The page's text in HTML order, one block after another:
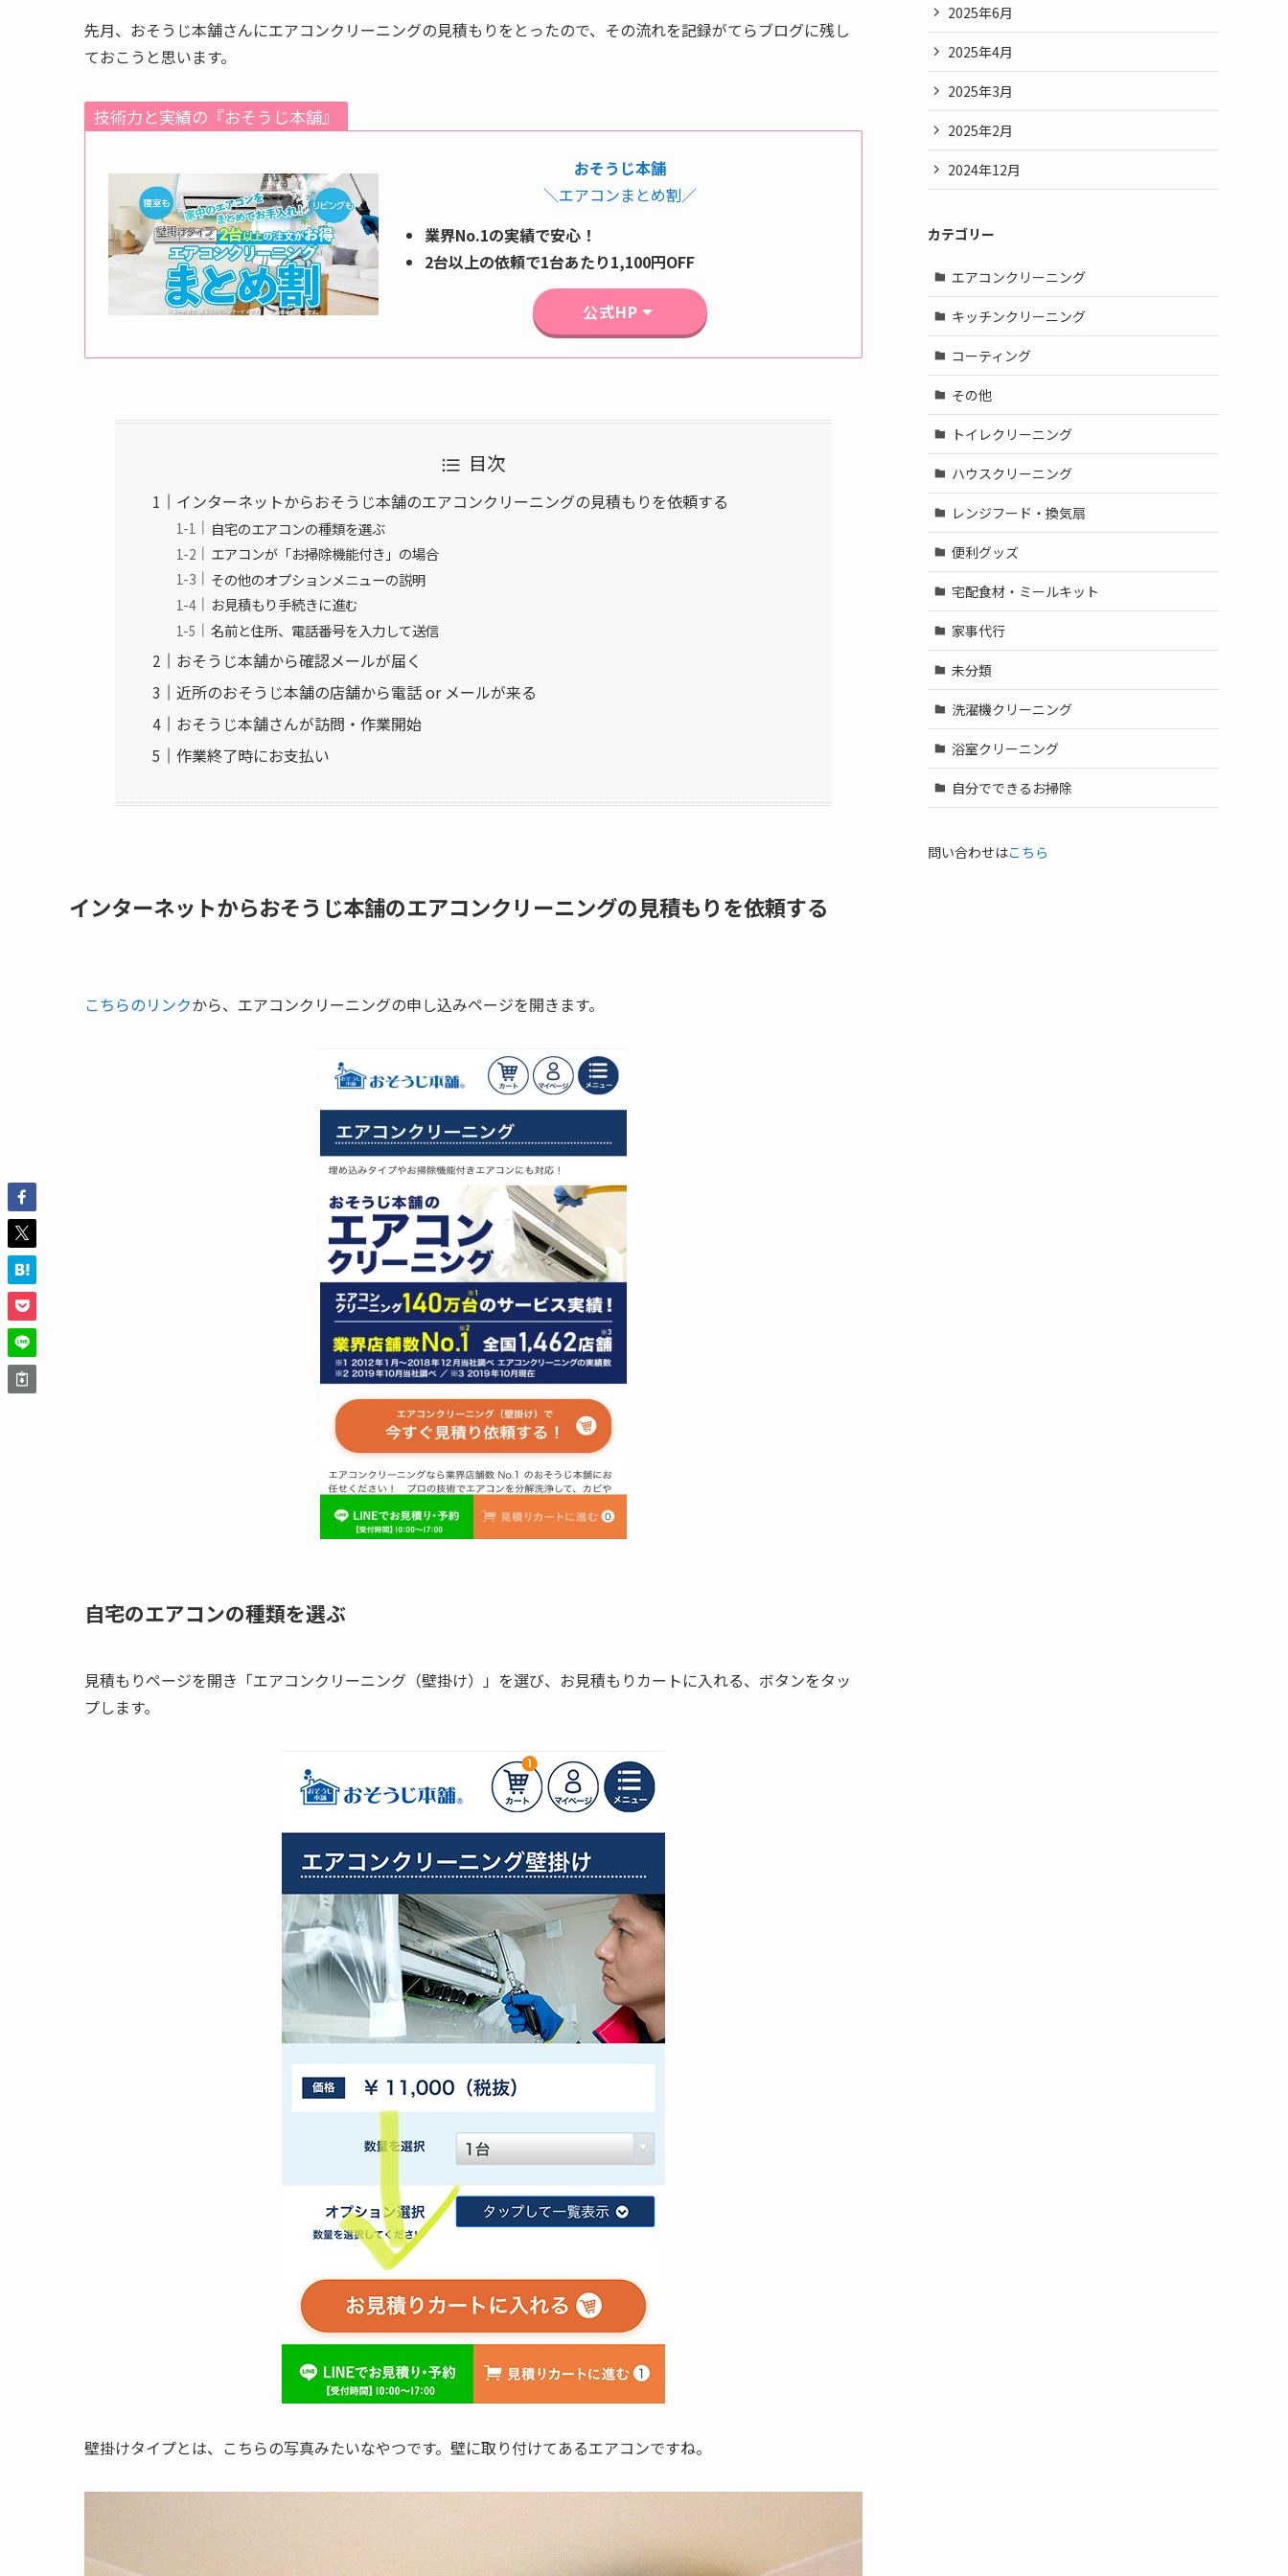
先月、おそうじ本舗さんにエアコンクリーニングの見積もりをとったので、その流れを記録がてらブログに残し
ておこうと思います。
技術力と実績の『おそうじ本舗』
おそうじ本舗
＼エアコンまとめ割／
業界No.1の実績で安心！
2台以上の依頼で1台あたり1,100円OFF
公式HP
目次
インターネットからおそうじ本舗のエアコンクリーニングの見積もりを依頼する
自宅のエアコンの種類を選ぶ
エアコンが「お掃除機能付き」の場合
その他のオプションメニューの説明
お見積もり手続きに進む
名前と住所、電話番号を入力して送信
おそうじ本舗から確認メールが届く
近所のおそうじ本舗の店舗から電話 or メールが来る
おそうじ本舗さんが訪問・作業開始
作業終了時にお支払い
インターネットからおそうじ本舗のエアコンクリーニングの見積もりを依頼する
こちらのリンクから、エアコンクリーニングの申し込みページを開きます。
自宅のエアコンの種類を選ぶ
見積もりページを開き「エアコンクリーニング（壁掛け）」を選び、お見積もりカートに入れる、ボタンをタッ
プします。
壁掛けタイプとは、こちらの写真みたいなやつです。壁に取り付けてあるエアコンですね。
2025年6月
2025年4月
2025年3月
2025年2月
2024年12月
カテゴリー
エアコンクリーニング
キッチンクリーニング
コーティング
その他
トイレクリーニング
ハウスクリーニング
レンジフード・換気扇
便利グッズ
宅配食材・ミールキット
家事代行
未分類
洗濯機クリーニング
浴室クリーニング
自分でできるお掃除
問い合わせはこちら